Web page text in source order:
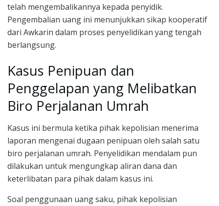
telah mengembalikannya kepada penyidik.
Pengembalian uang ini menunjukkan sikap kooperatif
dari Awkarin dalam proses penyelidikan yang tengah
berlangsung.
Kasus Penipuan dan
Penggelapan yang Melibatkan
Biro Perjalanan Umrah
Kasus ini bermula ketika pihak kepolisian menerima
laporan mengenai dugaan penipuan oleh salah satu
biro perjalanan umrah. Penyelidikan mendalam pun
dilakukan untuk mengungkap aliran dana dan
keterlibatan para pihak dalam kasus ini.
Soal penggunaan uang saku, pihak kepolisian